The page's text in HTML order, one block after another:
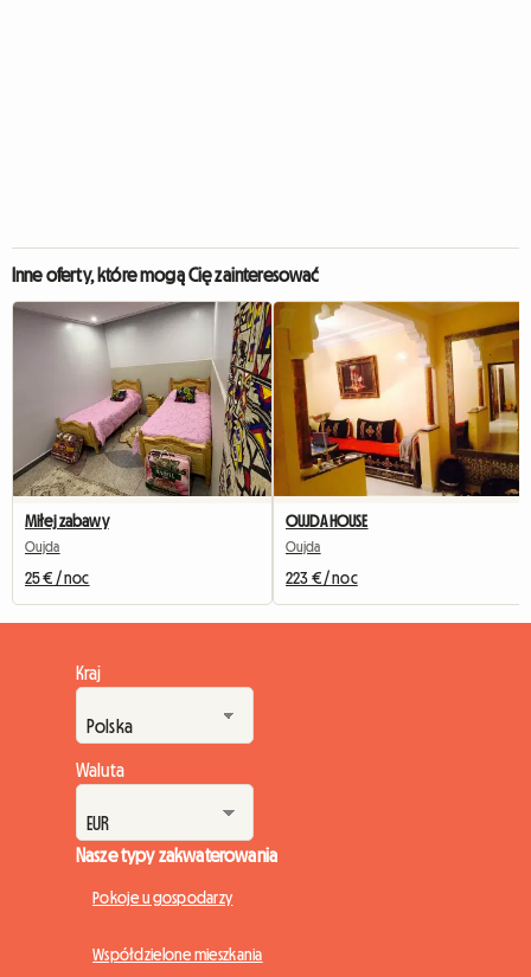
Inne oferty, które mogą Cię zainteresować
Miłej zabawy
Oujda
25 € / noc
OUJDA HOUSE
Oujda
223 € / noc
Kraj
Waluta
Nasze typy zakwaterowania
Pokoje u gospodarzy
Współdzielone mieszkania